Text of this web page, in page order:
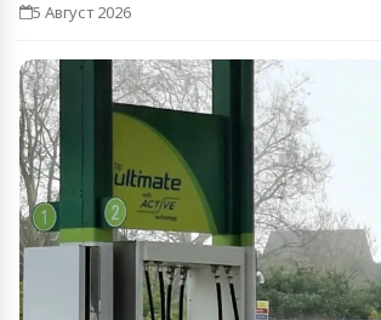
5 Август 2026